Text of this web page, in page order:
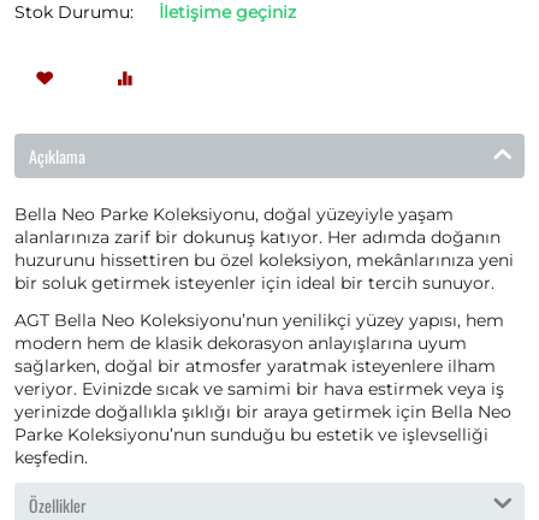
Stok Durumu:
İletişime geçiniz
Açıklama
Bella Neo Parke Koleksiyonu, doğal yüzeyiyle yaşam
alanlarınıza zarif bir dokunuş katıyor. Her adımda doğanın
huzurunu hissettiren bu özel koleksiyon, mekânlarınıza yeni
bir soluk getirmek isteyenler için ideal bir tercih sunuyor.
AGT Bella Neo Koleksiyonu’nun yenilikçi yüzey yapısı, hem
modern hem de klasik dekorasyon anlayışlarına uyum
sağlarken, doğal bir atmosfer yaratmak isteyenlere ilham
veriyor. Evinizde sıcak ve samimi bir hava estirmek veya iş
yerinizde doğallıkla şıklığı bir araya getirmek için Bella Neo
Parke Koleksiyonu’nun sunduğu bu estetik ve işlevselliği
keşfedin.
Özellikler